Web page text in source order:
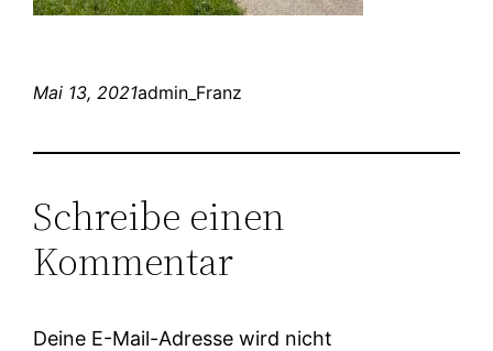
Mai 13, 2021admin_Franz
Schreibe einen
Kommentar
Deine E-Mail-Adresse wird nicht